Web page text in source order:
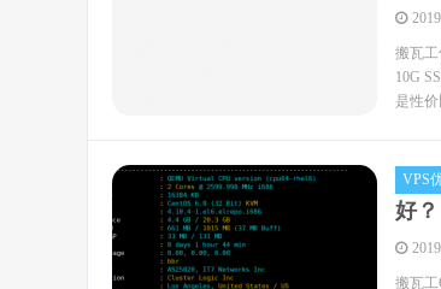
搬瓦
10G
是性
VPS
好？
搬瓦